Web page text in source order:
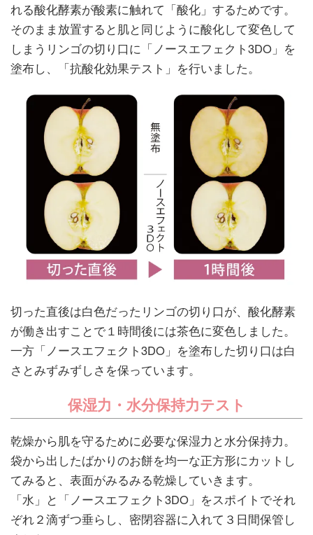
れる酸化酵素が酸素に触れて「酸化」するためです。
そのまま放置すると肌と同じように酸化して変色して
しまうリンゴの切り口に「ノースエフェクト3DO」を
塗布し、「抗酸化効果テスト」を行いました。
切った直後は白色だったリンゴの切り口が、酸化酵素
が働き出すことで１時間後には茶色に変色しました。
一方「ノースエフェクト3DO」を塗布した切り口は白
さとみずみずしさを保っています。
保湿力・水分保持力テスト
乾燥から肌を守るために必要な保湿力と水分保持力。
袋から出したばかりのお餅を均一な正方形にカットし
てみると、表面がみるみる乾燥していきます。
「水」と「ノースエフェクト3DO」をスポイトでそれ
ぞれ２滴ずつ垂らし、密閉容器に入れて３日間保管し